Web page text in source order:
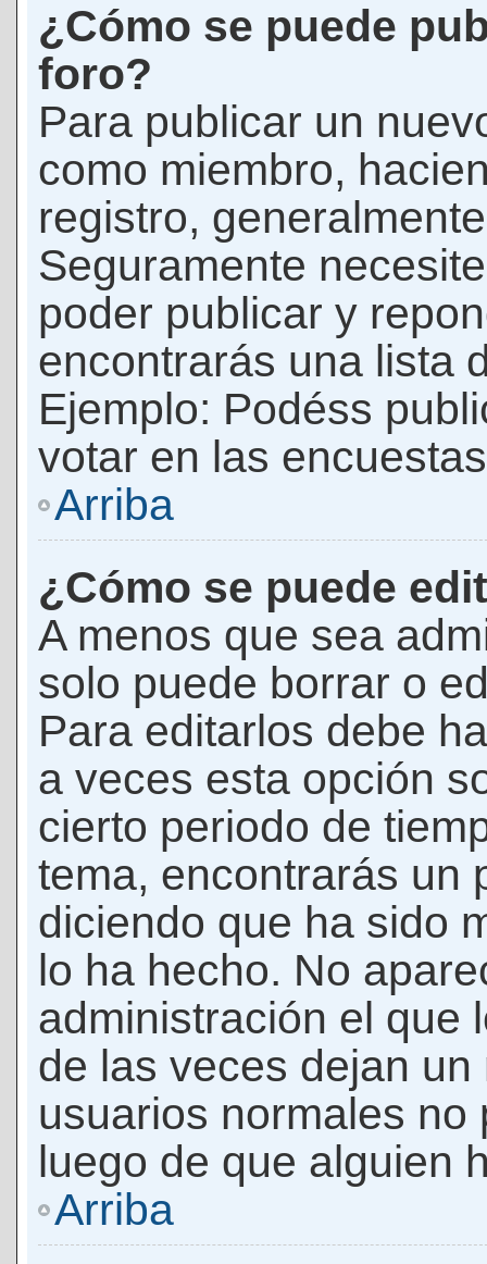
¿Cómo se puede
foro?
Para publicar un
como miembro,
registro,
Seguramente
poder publicar y
encontrarás una lista
Ejemplo: Podéss
votar en las
Arriba
¿Cómo se puede
A menos que sea
solo puede borrar o
Para editarlos debe
a veces esta opción
cierto periodo de
tema, encontrarás un
diciendo que ha sido
lo ha hecho. No
administración el que
de las veces dejan
usuarios normales
luego de que alguien
Arriba